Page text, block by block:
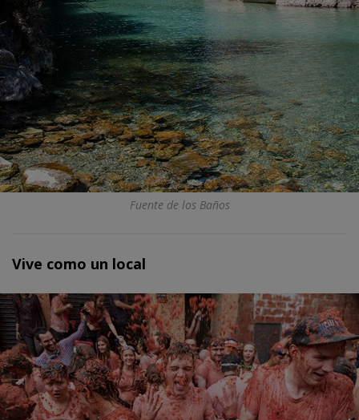
Fuente de los Baños
Vive como un local